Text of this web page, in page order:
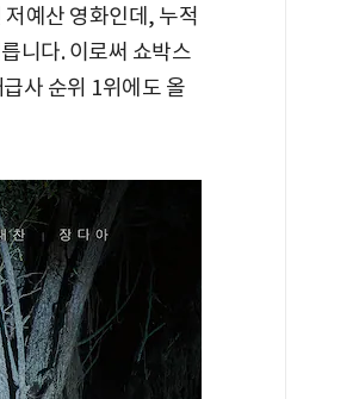
예산 영화인데, 누적
니다. 이로써 쇼박스
사 순위 1위에도 올